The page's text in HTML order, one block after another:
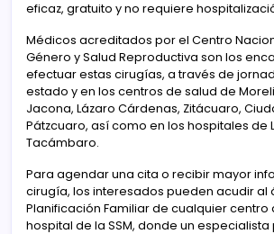
eficaz, gratuito y no requiere
Médicos acreditados por el Centro
Género y Salud Reproductiva son los
efectuar estas cirugías, a través de
estado y en los centros de salud de
Jacona, Lázaro Cárdenas, Zitácuaro,
Pátzcuaro, así como en los hospitales de
Tacámbaro.
Para agendar una cita o recibir mayor
cirugía, los interesados pueden acudir al
Planificación Familiar de cualquier centro
hospital de la SSM, donde un